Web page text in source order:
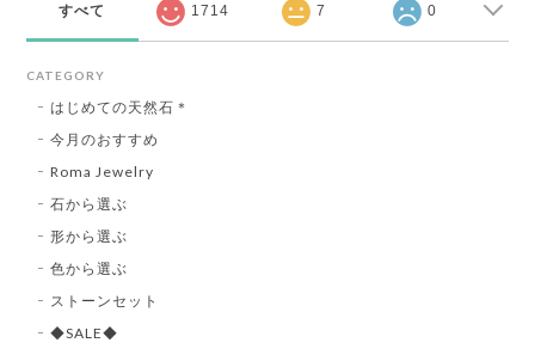
すべて 1714 7 0
CATEGORY
はじめての天然石＊
今月のおすすめ
Roma Jewelry
石から選ぶ
形から選ぶ
色から選ぶ
ストーンセット
◆SALE◆